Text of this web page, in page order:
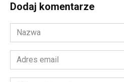
Dodaj komentarze
Nazwa
*
Adres
email
*